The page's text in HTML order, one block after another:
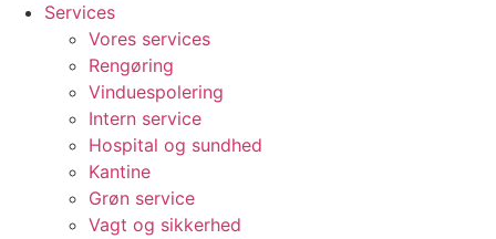
Services
Vores services
Rengøring
Vinduespolering
Intern service
Hospital og sundhed
Kantine
Grøn service
Vagt og sikkerhed